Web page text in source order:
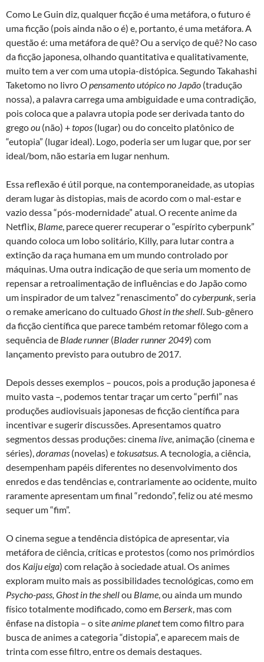
Como Le Guin diz, qualquer ficção é uma metáfora, o futuro é
uma ficção (pois ainda não o é) e, portanto, é uma metáfora. A
questão é: uma metáfora de quê? Ou a serviço de quê? No caso
da ficção japonesa, olhando quantitativa e qualitativamente,
muito tem a ver com uma utopia-distópica. Segundo Takahashi
Taketomo no livroO pensamento utópico no Japão (tradução
nossa), a palavra carrega uma ambiguidade e uma contradição,
pois coloca que a palavra utopia pode ser derivada tanto do
gregoou (não) +topos (lugar) ou do conceito platônico de
“eutopia” (lugar ideal). Logo, poderia ser um lugar que, por ser
ideal/bom, não estaria em lugar nenhum.
Essa reflexão é útil porque, na contemporaneidade, as utopias
deram lugar às distopias, mais de acordo com o mal-estar e
vazio dessa “pós-modernidade” atual. O recente anime da
Netflix, Blame, parece querer recuperar o “espírito cyberpunk”
quando coloca um lobo solitário, Killy, para lutar contra a
extinção da raça humana em um mundo controlado por
máquinas. Uma outra indicação de que seria um momento de
repensar a retroalimentação de influências e do Japão como
um inspirador de um talvez “renascimento” docyberpunk, seria
o remake americano do cultuadoGhost in the shell. Sub-gênero
da ficção científica que parece também retomar fôlego com a
sequência de Blade runner (Blader runner 2049) com
lançamento previsto para outubro de 2017.
Depois desses exemplos – poucos, pois a produção japonesa é
muito vasta –, podemos tentar traçar um certo “perfil” nas
produções audiovisuais japonesas de ficção científica para
incentivar e sugerir discussões. Apresentamos quatro
segmentos dessas produções: cinema live, animação (cinema e
séries),doramas (novelas) etokusatsus. A tecnologia, a ciência,
desempenham papéis diferentes no desenvolvimento dos
enredos e das tendências e, contrariamente ao ocidente, muito
raramente apresentam um final “redondo”, feliz ou até mesmo
sequer um “fim”.
O cinema segue a tendência distópica de apresentar, via
metáfora de ciência, críticas e protestos (como nos primórdios
dos Kaiju eiga) com relação à sociedade atual. Os animes
exploram muito mais as possibilidades tecnológicas, como em
Psycho-pass, Ghost in the shellou Blame, ou ainda um mundo
físico totalmente modificado, como em Berserk, mas com
ênfase na distopia – o siteanime planettem como filtro para
busca de animes a categoria “distopia”, e aparecem mais de
trinta com esse filtro, entre os demais destaques.